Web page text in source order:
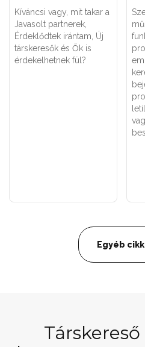
Kíváncsi vagy, mit takar a
Javasolt partnerek,
Érdeklődtek irántam, Új
társkeresők és Ők is
érdekelhetnek fül?
Egyéb